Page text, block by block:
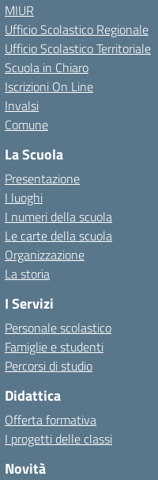
MIUR
Ufficio Scolastico Regionale
Ufficio Scolastico Territoriale
Scuola in Chiaro
Iscrizioni On Line
Invalsi
Comune
La Scuola
Presentazione
I luoghi
I numeri della scuola
Le carte della scuola
Organizzazione
La storia
I Servizi
Personale scolastico
Famiglie e studenti
Percorsi di studio
Didattica
Offerta formativa
I progetti delle classi
Novità